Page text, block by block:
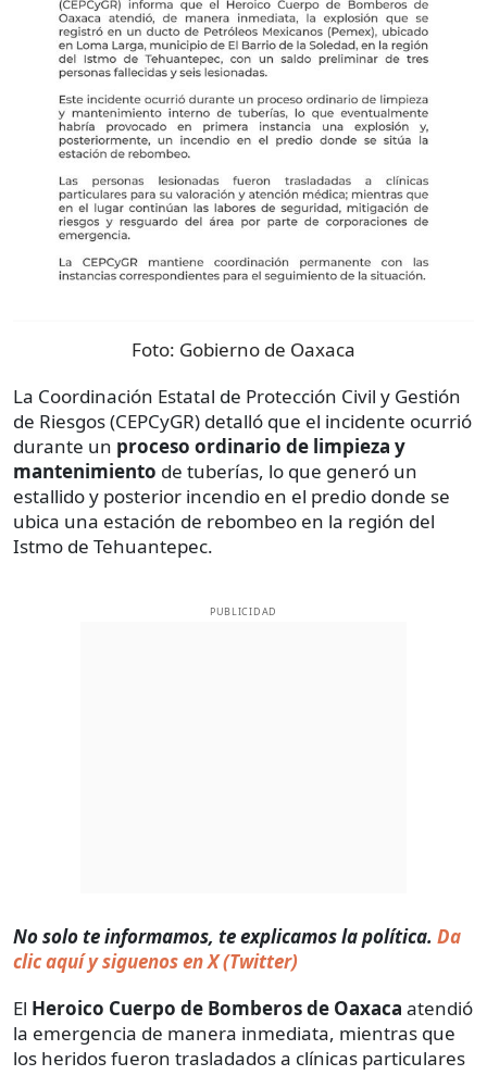
Foto: Gobierno de Oaxaca
La Coordinación Estatal de Protección Civil y Gestión
de Riesgos (CEPCyGR) detalló que el incidente ocurrió
durante un proceso ordinario de limpieza y
mantenimiento de tuberías, lo que generó un
estallido y posterior incendio en el predio donde se
ubica una estación de rebombeo en la región del
Istmo de Tehuantepec.
PUBLICIDAD
No solo te informamos, te explicamos la política. Da
clic aquí y siguenos en X (Twitter)
El Heroico Cuerpo de Bomberos de Oaxaca atendió
la emergencia de manera inmediata, mientras que
los heridos fueron trasladados a clínicas particulares